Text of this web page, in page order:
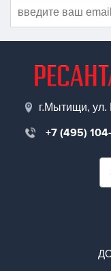
г.Мытищи, ул.
+7 (495)